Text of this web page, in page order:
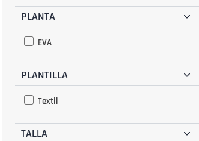
PLANTA
EVA
PLANTILLA
Textil
TALLA